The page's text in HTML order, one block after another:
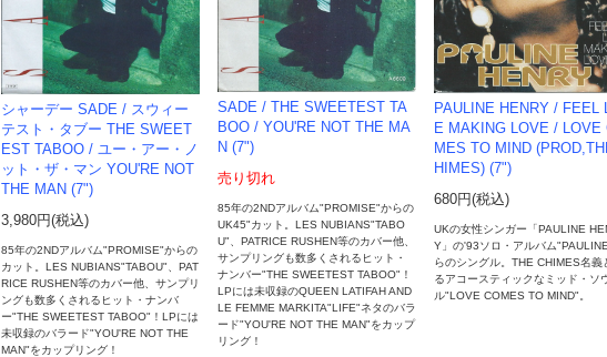
シャーデー SADE / スウィー
テスト・タブー THE SWEET
EST TABOO / ユー・アー・ノ
ット・ザ・マン YOU'RE NOT
THE MAN (7")
3,980円(税込)
85年の2NDアルバム"PROMISE"からの
カット。LES NUBIANS"TABOU"、PAT
RICE RUSHEN等のカバー他、サンプリ
ングも数多くされるヒット・ナンバ
ー"THE SWEETEST TABOO"！LPには
未収録のバラード"YOU'RE NOT THE
MAN"をカップリング！
SADE / THE SWEETEST TA
BOO / YOU'RE NOT THE MA
N (7")
売り切れ
85年の2NDアルバム"PROMISE"からの
UK45"カット。LES NUBIANS"TABO
U"、PATRICE RUSHEN等のカバー他、
サンプリングも数多くされるヒット・
ナンバー"THE SWEETEST TABOO"！
LPには未収録のQUEEN LATIFAH AND
LE FEMME MARKITA"LIFE"ネタのバラ
ード"YOU'RE NOT THE MAN"をカップ
リング！
PAULINE HENRY / FEEL
E MAKING LOVE / LOVE
MES TO MIND
HIMES) (7")
680円(税込)
UKの女性シンガー「PAULINE
Y」の'93ソロ・アルバム
らのシングル。THE CHIMES名義
るアコースティックなミッド・ソ
ル"LOVE COMES TO MIND"。